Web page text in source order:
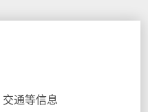
通等信息